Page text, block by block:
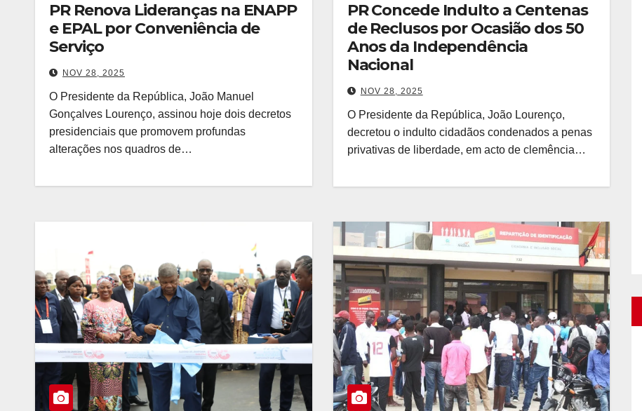
PR Renova Lideranças na ENAPP
e EPAL por Conveniência de
Serviço
NOV 28, 2025
O Presidente da República, João Manuel
Gonçalves Lourenço, assinou hoje dois decretos
presidenciais que promovem profundas
alterações nos quadros de…
PR Concede Indulto a Centenas
de Reclusos por Ocasião dos 50
Anos da Independência
Nacional
NOV 28, 2025
O Presidente da República, João Lourenço,
decretou o indulto cidadãos condenados a penas
privativas de liberdade, em acto de clemência…